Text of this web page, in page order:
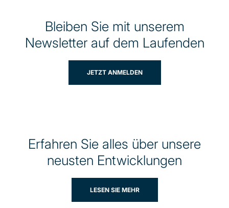
Bleiben Sie mit unserem
Newsletter auf dem Laufenden
JETZT ANMELDEN
Erfahren Sie alles über unsere
neusten Entwicklungen
LESEN SIE MEHR